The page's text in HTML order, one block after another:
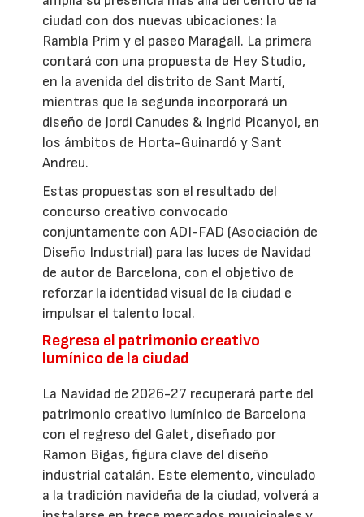
ciudad con dos nuevas ubicaciones: la
Rambla Prim y el paseo Maragall. La primera
contará con una propuesta de Hey Studio,
en la avenida del distrito de Sant Martí,
mientras que la segunda incorporará un
diseño de Jordi Canudes & Ingrid Picanyol, en
los ámbitos de Horta-Guinardó y Sant
Andreu.
Estas propuestas son el resultado del
concurso creativo convocado
conjuntamente con ADI-FAD (Asociación de
Diseño Industrial) para las luces de Navidad
de autor de Barcelona, con el objetivo de
reforzar la identidad visual de la ciudad e
impulsar el talento local.
Regresa el patrimonio creativo
lumínico de la ciudad
La Navidad de 2026-27 recuperará parte del
patrimonio creativo lumínico de Barcelona
con el regreso del Galet, diseñado por
Ramon Bigas, figura clave del diseño
industrial catalán. Este elemento, vinculado
a la tradición navideña de la ciudad, volverá a